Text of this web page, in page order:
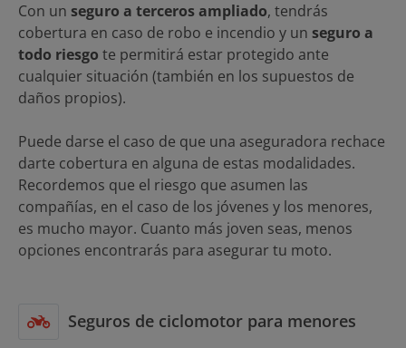
Con un seguro a terceros ampliado, tendrás
cobertura en caso de robo e incendio y un seguro a
todo riesgo te permitirá estar protegido ante
cualquier situación (también en los supuestos de
daños propios).
Puede darse el caso de que una aseguradora rechace
darte cobertura en alguna de estas modalidades.
Recordemos que el riesgo que asumen las
compañías, en el caso de los jóvenes y los menores,
es mucho mayor. Cuanto más joven seas, menos
opciones encontrarás para asegurar tu moto.
Seguros de ciclomotor para menores